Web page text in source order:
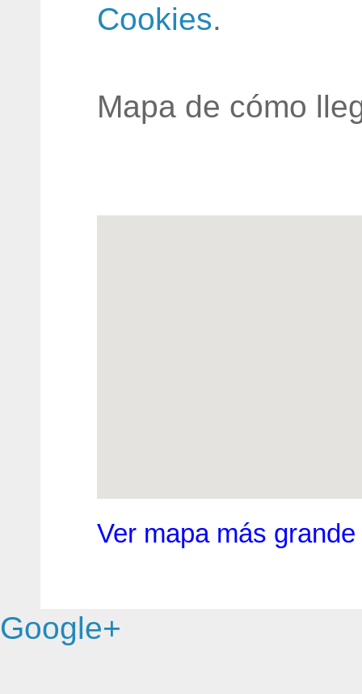
Cookies.
Mapa de cómo
Ver mapa más grande
Google+